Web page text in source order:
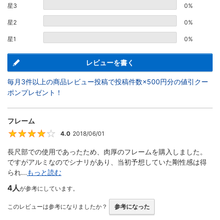
星3 0%
星2 0%
星1 0%
レビューを書く
毎月3件以上の商品レビュー投稿で投稿件数×500円分の値引クー
ポンプレゼント！
フレーム
4.0 2018/06/01
長尺部での使用であったため、肉厚のフレームを購入しました。
ですがアルミなのでシナリがあり、当初予想していた剛性感は得
られ...もっと読む
4人が参考にしています。
このレビューは参考になりましたか？ 参考になった